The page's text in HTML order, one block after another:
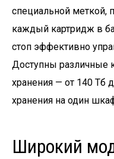
специальной меткой,
каждый картридж в
стоп эффективно
Доступны различные
хранения — от 140 Тб
хранения на один
Широкий